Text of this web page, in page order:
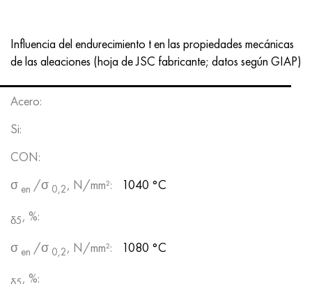
Influencia del endurecimiento t en las propiedades mecánicas
de las aleaciones (hoja de JSC fabricante; datos según GIAP)
Acero:
Si:
CON:
σ en /σ 0,2, N/mm²: 1040 °C
δ5, %:
σ en /σ 0,2, N/mm²: 1080 °C
, %: